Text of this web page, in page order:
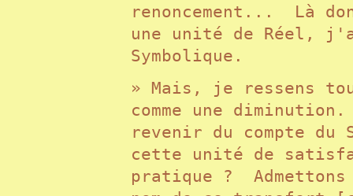
renoncement... Là
une unité de Réel,
Symbolique.
» Mais, je ressens
comme une
revenir du compte du
cette unité de
pratique ?